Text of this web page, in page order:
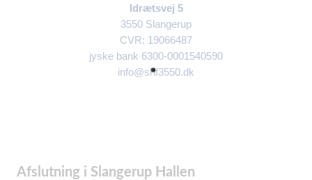
Idrætsvej 5
3550 Slangerup
CVR: 19066487
jyske bank 6300-0001540590
info@shf3550.dk
Afslutning i Slangerup Hallen